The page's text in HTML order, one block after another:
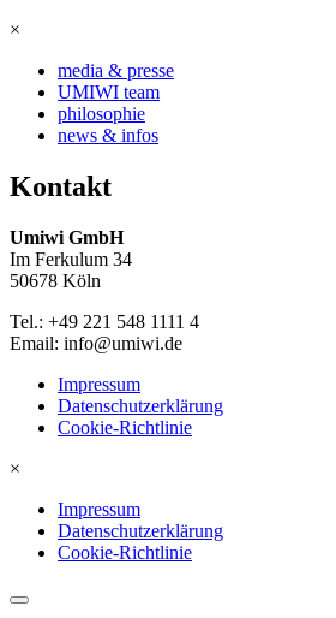
×
media & presse
UMIWI team
philosophie
news & infos
Kontakt
Umiwi GmbH
Im Ferkulum 34
50678 Köln
Tel.: +49 221 548 1111 4
Email: info@umiwi.de
Impressum
Datenschutzerklärung
Cookie-Richtlinie
×
Impressum
Datenschutzerklärung
Cookie-Richtlinie